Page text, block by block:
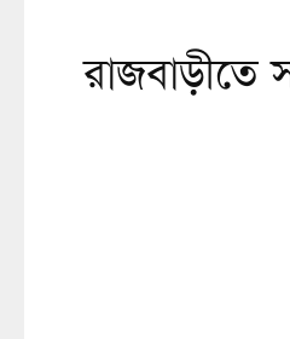
রাজবাড়ীতে